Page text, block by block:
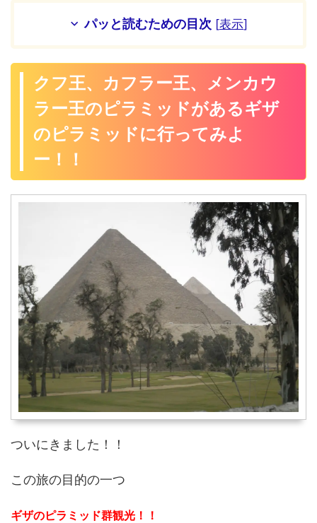
パッと読むための目次 [表示]
クフ王、カフラー王、メンカウ
ラー王のピラミッドがあるギザ
のピラミッドに行ってみよ
ー！！
ついにきました！！
この旅の目的の一つ
ギザのピラミッド群観光！！